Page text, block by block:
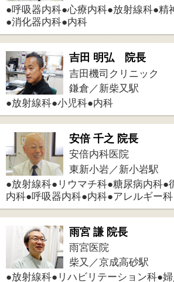
雨宮 謙 院長
柴又／京成高砂駅
●放射線科●リハビリテーション科●婦人科●小児科●内
科●訪問診療
5件中1～5件を表示
1
江戸川区時間 江東区時間 墨田区時間
表示：PC|モバイル
©